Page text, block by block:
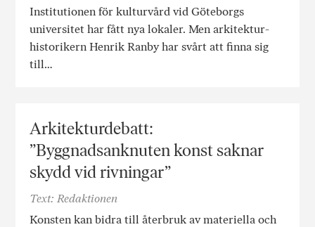
Institutionen för kulturvård vid Göteborgs
universitet har fått nya lokaler. Men arkitektur­
historikern Henrik Ranby har svårt att finna sig
till…
Arkitekturdebatt:
”Byggnadsanknuten konst saknar
skydd vid rivningar”
Text: Redaktionen
Konsten kan bidra till återbruk av materiella och